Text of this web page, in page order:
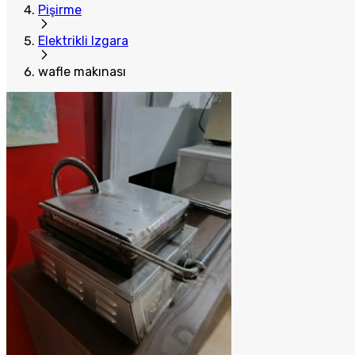
Pişirme
Elektrikli Izgara
wafle makınası